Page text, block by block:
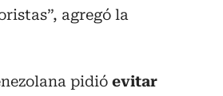
agregó la
pidió evitar